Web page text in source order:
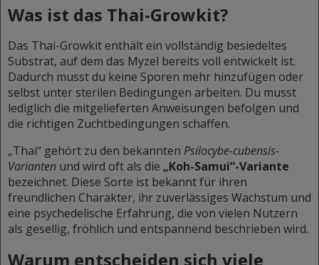
Was ist das Thai-Growkit?
Das Thai-Growkit enthält ein vollständig besiedeltes
Substrat, auf dem das Myzel bereits voll entwickelt ist.
Dadurch musst du keine Sporen mehr hinzufügen oder
selbst unter sterilen Bedingungen arbeiten. Du musst
lediglich die mitgelieferten Anweisungen befolgen und
die richtigen Zuchtbedingungen schaffen.
„Thai“ gehört zu den bekannten Psilocybe-cubensis-
Varianten und wird oft als die „Koh-Samui“-Variante
bezeichnet. Diese Sorte ist bekannt für ihren
freundlichen Charakter, ihr zuverlässiges Wachstum und
eine psychedelische Erfahrung, die von vielen Nutzern
als gesellig, fröhlich und entspannend beschrieben wird.
Warum entscheiden sich viele